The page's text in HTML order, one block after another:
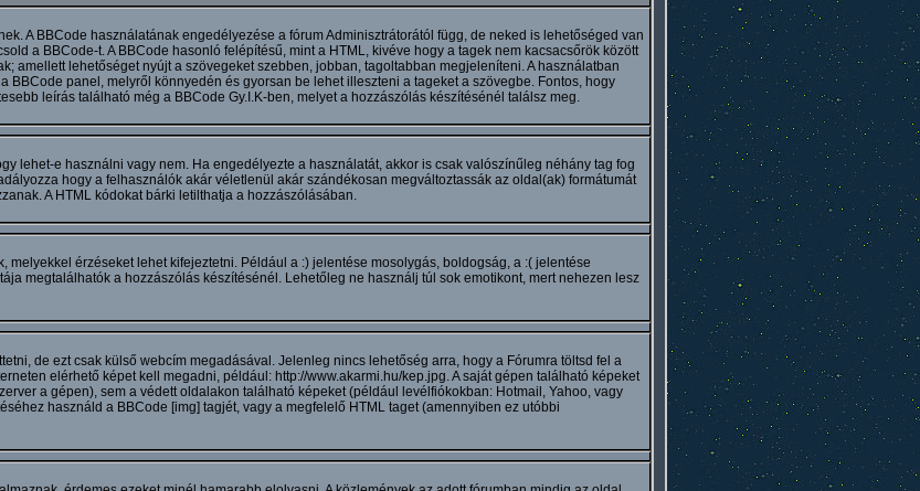
A BBCode használatának engedélyezése a fórum Adminisztrátorától függ, de neked is lehetőséged van
a BBCode-t. A BBCode hasonló felépítésű, mint a HTML, kivéve hogy a tagek nem kacsacsőrök között
amellett lehetőséget nyújt a szövegeket szebben, jobban, tagoltabban megjeleníteni. A használatban
BBCode panel, melyről könnyedén és gyorsan be lehet illeszteni a tageket a szövegbe. Fontos, hogy
leírás található még a BBCode Gy.I.K-ben, melyet a hozzászólás készítésénél találsz meg.
lehet-e használni vagy nem. Ha engedélyezte a használatát, akkor is csak valószínűleg néhány tag fog
hogy a felhasználók akár véletlenül akár szándékosan megváltoztassák az oldal(ak) formátumát
A HTML kódokat bárki letilthatja a hozzászólásában.
melyekkel érzéseket lehet kifejeztetni. Például a :) jelentése mosolygás, boldogság, a :( jelentése
megtalálhatók a hozzászólás készítésénél. Lehetőleg ne használj túl sok emotikont, mert nehezen lesz
de ezt csak külső webcím megadásával. Jelenleg nincs lehetőség arra, hogy a Fórumra töltsd fel a
elérhető képet kell megadni, például: http://www.akarmi.hu/kep.jpg. A saját gépen található képeket
a gépen), sem a védett oldalakon található képeket (például levélfiókokban: Hotmail, Yahoo, vagy
használd a BBCode [img] tagjét, vagy a megfelelő HTML taget (amennyiben ez utóbbi